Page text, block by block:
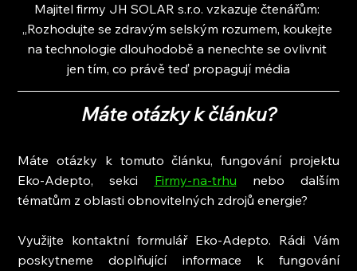
Majitel firmy JH SOLAR s.r.o. vzkazuje čtenářům:
„Rozhodujte se zdravým selským rozumem, koukejte
na technologie dlouhodobě a nenechte se ovlivnit
jen tím, co právě teď propagují média
Máte otázky k článku?
Máte otázky k tomuto článku, fungování projektu
Eko-Adepto, sekci
Firmy-na-trhu
nebo dalším
tématům z oblasti obnovitelných zdrojů energie?
Využijte kontaktní formulář Eko-Adepto. Rádi Vám
poskytneme doplňující informace k fungování